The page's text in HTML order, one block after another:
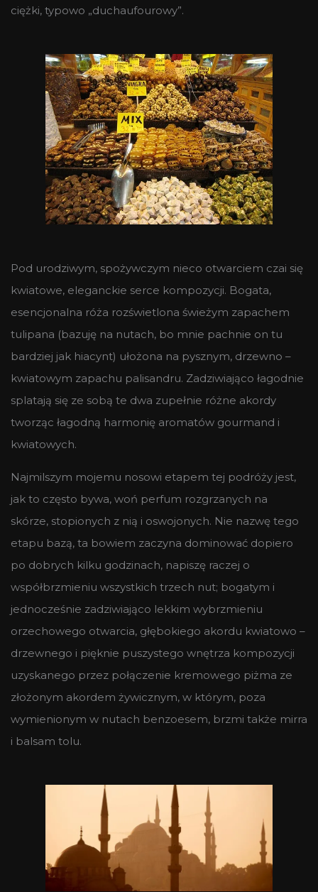
ciężki, typowo „duchaufourowy”.
Pod urodziwym, spożywczym nieco otwarciem czai się
kwiatowe, eleganckie serce kompozycji. Bogata,
esencjonalna róża rozświetlona świeżym zapachem
tulipana (bazuję na nutach, bo mnie pachnie on tu
bardziej jak hiacynt) ułożona na pysznym, drzewno –
kwiatowym zapachu palisandru. Zadziwiająco łagodnie
splatają się ze sobą te dwa zupełnie różne akordy
tworząc łagodną harmonię aromatów gourmand i
kwiatowych.
Najmilszym mojemu nosowi etapem tej podróży jest,
jak to często bywa, woń perfum rozgrzanych na
skórze, stopionych z nią i oswojonych. Nie nazwę tego
etapu bazą, ta bowiem zaczyna dominować dopiero
po dobrych kilku godzinach, napiszę raczej o
współbrzmieniu wszystkich trzech nut; bogatym i
jednocześnie zadziwiająco lekkim wybrzmieniu
orzechowego otwarcia, głębokiego akordu kwiatowo –
drzewnego i pięknie puszystego wnętrza kompozycji
uzyskanego przez połączenie kremowego piżma ze
złożonym akordem żywicznym, w którym, poza
wymienionym w nutach benzoesem, brzmi także mirra
i balsam tolu.